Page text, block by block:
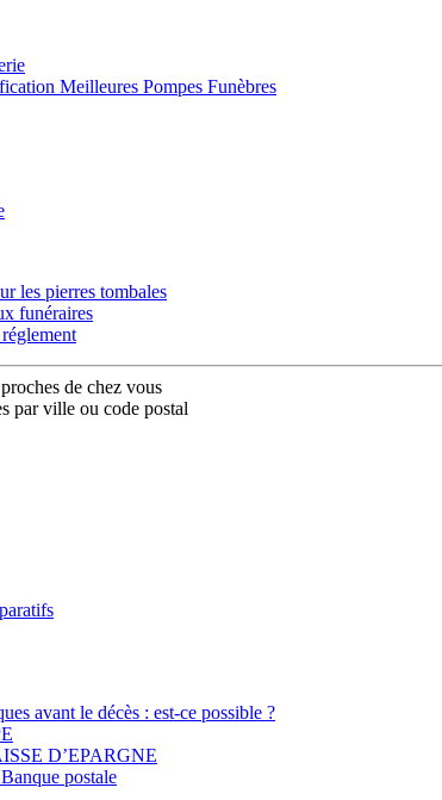
Meilleures Pompes Funèbres
les pierres tombales
funéraires
de chez vous
par ville ou code postal
avant le décès : est-ce possible ?
D’EPARGNE
postale